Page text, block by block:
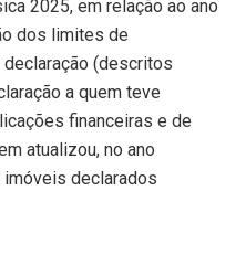
2025, em relação ao ano
dos limites de
(descritos
a quem teve
financeiras e de
atualizou, no ano
declarados